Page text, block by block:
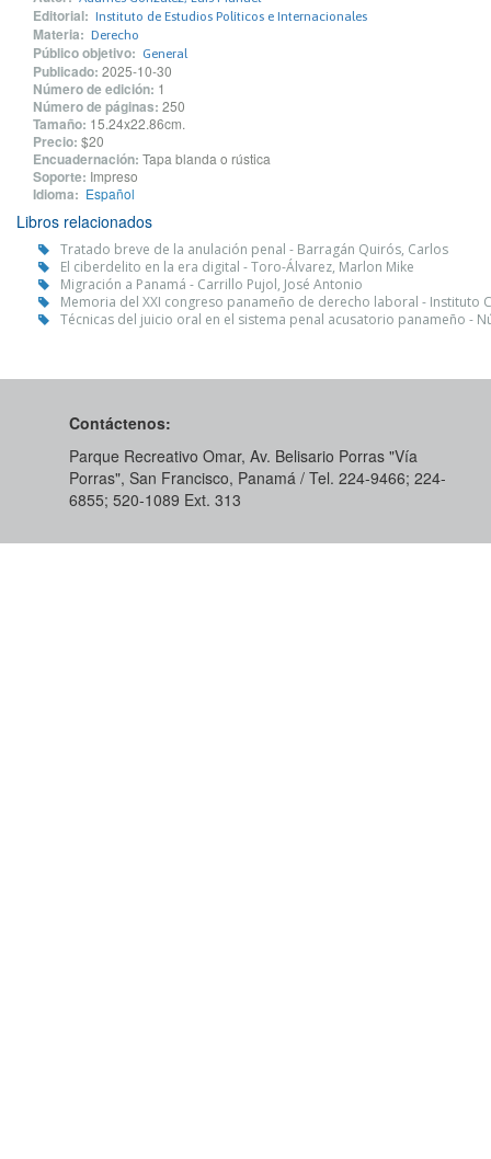
Editorial: Instituto de Estudios Políticos e Internacionales
Materia: Derecho
Público objetivo: General
Publicado: 2025-10-30
Número de edición: 1
Número de páginas: 250
Tamaño: 15.24x22.86cm.
Precio: $20
Encuadernación: Tapa blanda o rústica
Soporte: Impreso
Idioma: Español
Libros relacionados
Tratado breve de la anulación penal - Barragán Quirós, Carlos
El ciberdelito en la era digital - Toro-Álvarez, Marlon Mike
Migración a Panamá - Carrillo Pujol, José Antonio
Memoria del XXI congreso panameño de derecho laboral - Instituto
Técnicas del juicio oral en el sistema penal acusatorio panameño -
Contáctenos:
Parque Recreativo Omar, Av. Belisario Porras "Vía
Porras", San Francisco, Panamá / Tel. 224-9466; 224-
6855; 520-1089​ Ext. 313